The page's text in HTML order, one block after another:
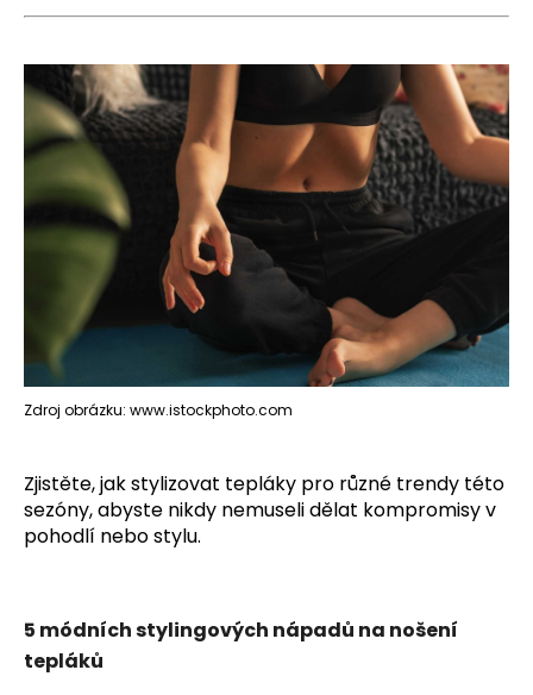
Zdroj obrázku: www.istockphoto.com
Zjistěte, jak stylizovat tepláky pro různé trendy této
sezóny, abyste nikdy nemuseli dělat kompromisy v
pohodlí nebo stylu.
5 módních stylingových nápadů na nošení
tepláků
e
e